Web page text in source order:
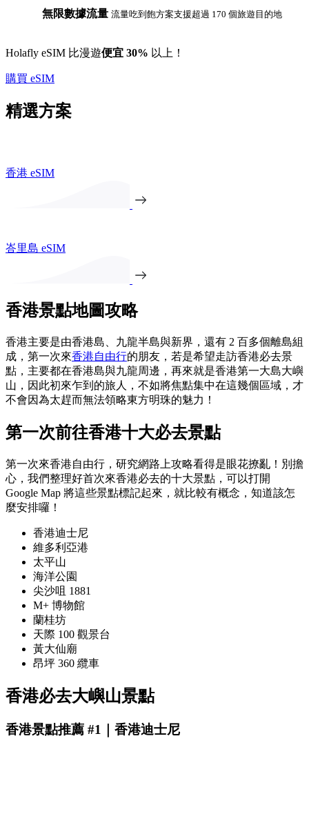
無限數據流量 流量吃到飽方案支援超過 170 個旅遊目的地
Holafly eSIM 比漫遊便宜 30% 以上！
購買 eSIM
精選方案
香港 eSIM
峇里島 eSIM
香港景點地圖攻略
香港主要是由香港島、九龍半島與新界，還有 2 百多個離島組
成，第一次來香港自由行的朋友，若是希望走訪香港必去景
點，主要都在香港島與九龍周邊，再來就是香港第一大島大嶼
山，因此初來乍到的旅人，不如將焦點集中在這幾個區域，才
不會因為太趕而無法領略東方明珠的魅力！
第一次前往香港十大必去景點
第一次來香港自由行，研究網路上攻略看得是眼花撩亂！別擔
心，我們整理好首次來香港必去的十大景點，可以打開
Google Map 將這些景點標記起來，就比較有概念，知道該怎
麼安排囉！
香港迪士尼
維多利亞港
太平山
海洋公園
尖沙咀 1881
M+ 博物館
蘭桂坊
天際 100 觀景台
黃大仙廟
昂坪 360 纜車
香港必去大嶼山景點
香港景點推薦 #1｜香港迪士尼